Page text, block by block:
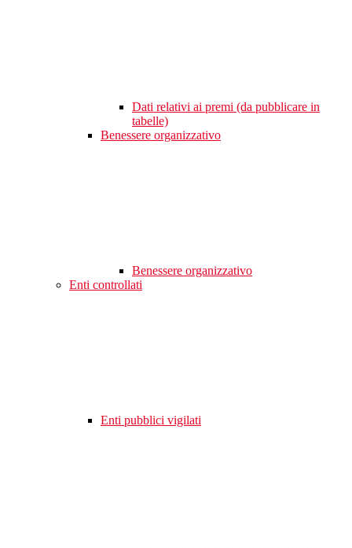
Dati relativi ai premi (da pubblicare in
tabelle)
Benessere organizzativo
Benessere organizzativo
Enti controllati
Enti pubblici vigilati